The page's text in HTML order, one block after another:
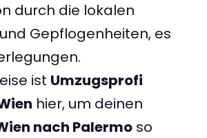
durch die lokalen
Gepflogenheiten, es
ist Umzugsprofi
hier, um deinen
nach Palermo so